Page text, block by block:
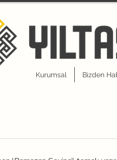
Kurumsal Bizden